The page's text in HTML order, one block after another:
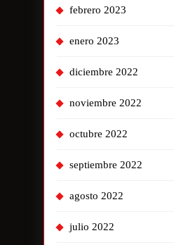
febrero 2023
enero 2023
diciembre 2022
noviembre 2022
octubre 2022
septiembre 2022
agosto 2022
julio 2022